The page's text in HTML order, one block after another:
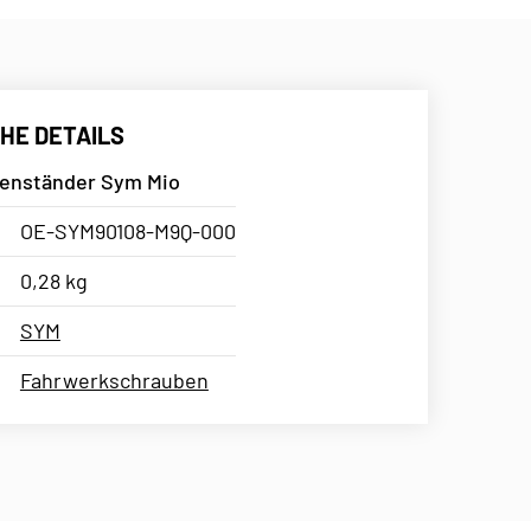
DETAILS
Sym Mio
OE-SYM90108-M9Q-000
0,28 kg
SYM
Fahrwerkschrauben